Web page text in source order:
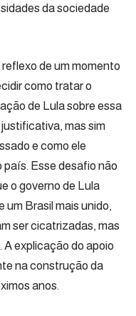
da sociedade
de um momento
como tratar o
de Lula sobre essa
mas sim
e como ele
Esse desafio não
o governo de Lula
Brasil mais unido,
ser cicatrizadas, mas
explicação do apoio
na construção da
anos.